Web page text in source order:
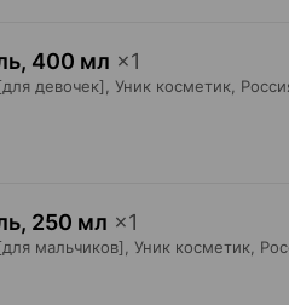
, 400 мл ×1
девочек], Уник косметик ,
, 250 мл ×1
мальчиков], Уник косметик ,